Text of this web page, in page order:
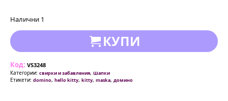
Налични 1
КУПИ
Код: VS3248
Категории: свирки и забавления, Шапки
Етикети: domino, hello kitty, kitty, maska, домино